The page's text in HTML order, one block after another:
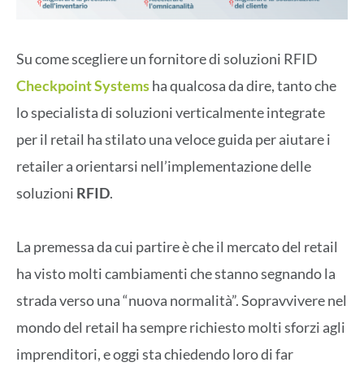
Su come scegliere un fornitore di soluzioni RFID
Checkpoint Systemsha qualcosa da dire, tanto che
lo specialista di soluzioni verticalmente integrate
per il retail ha stilato una veloce guida per aiutare i
retailer a orientarsi nell’implementazione delle
soluzioni RFID.
La premessa da cui partire è che il mercato del retail
ha visto molti cambiamenti che stanno segnando la
strada verso una “nuova normalità”. Sopravvivere nel
mondo del retail ha sempre richiesto molti sforzi agli
imprenditori, e oggi sta chiedendo loro di far